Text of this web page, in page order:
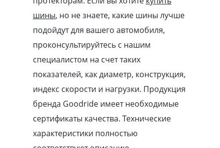
шины, но не знаете, какие шины лучше
подойдут для вашего автомобиля,
проконсультируйтесь с нашим
специалистом на счет таких
показателей, как диаметр, конструкция,
индекс скорости и нагрузки. Продукция
бренда Goodride имеет необходимые
сертификаты качества. Технические
характеристики полностью